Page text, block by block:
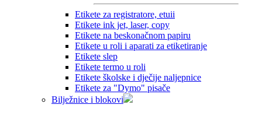
Etikete za registratore, etuii
Etikete ink jet, laser, copy
Etikete na beskonačnom papiru
Etikete u roli i aparati za etiketiranje
Etikete slep
Etikete termo u roli
Etikete školske i dječije naljepnice
Etikete za "Dymo" pisače
Bilježnice i blokovi